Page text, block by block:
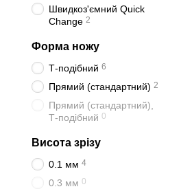
Швидкоз'ємний Quick
Change 2
Форма ножу
Т-подібний 6
Прямий (стандартний) 2
Прямий (стандартний),
Т-подібний 0
Висота зрізу
0.1 мм 4
0.3 мм 0